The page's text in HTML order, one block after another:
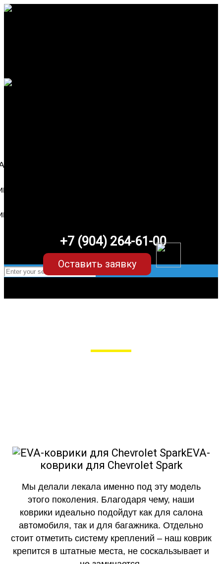
+7 (904) 264-61-00
Оставить заявку
EVA-
коврики для Chevrolet Spark
Мы делали лекала именно под эту модель
этого поколения. Благодаря чему, наши
коврики идеально подойдут как для салона
автомобиля, так и для багажника. Отдельно
стоит отметить систему креплений – наш коврик
крепится в штатные места, не соскальзывает и